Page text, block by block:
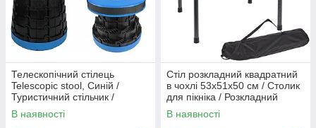
Телескопічний стілець
Telescopic stool, Синій /
Туристичний стільчик /
Складні похідні меблі
В наявності
Стіл розкладний квадратний
в чохлі 53х51х50 см / Столик
для пікніка / Розкладний
туристичний столик
В наявності